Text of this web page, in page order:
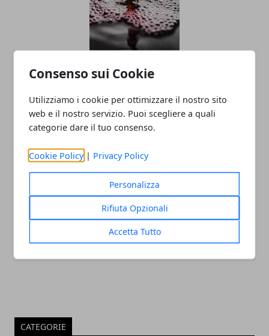
Consenso sui Cookie
Utilizziamo i cookie per ottimizzare il nostro sito
web e il nostro servizio. Puoi scegliere a quali
categorie dare il tuo consenso.
Cookie Policy | Privacy Policy
Personalizza
Rifiuta Opzionali
Accetta Tutto
Vino Rosso e Longevità: Beneficio o
Rischio Nascosto?
Torino: i negozi in città hanno un
problema di accessibilità
CATEGORIE